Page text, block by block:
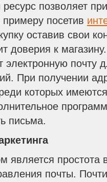
позволяет
посетив
оставив свои
доверия к
электронную почту
При получении
которых
письма.
простота
почты.